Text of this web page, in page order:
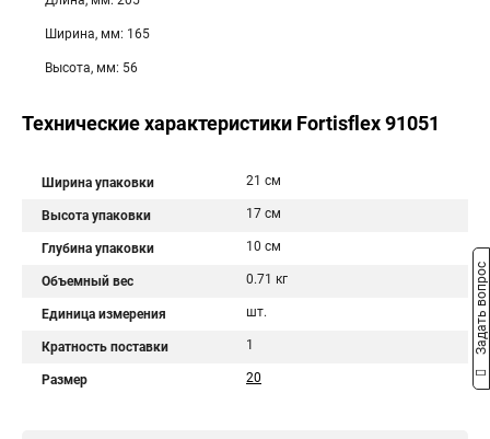
Ширина, мм: 165
Высота, мм: 56
Технические характеристики Fortisflex 91051
Ширина упаковки 21 см
Высота упаковки 17 см
Глубина упаковки 10 см
Объемный вес 0.71 кг
Единица измерения шт.
Кратность поставки 1
Размер 20
Задать вопрос